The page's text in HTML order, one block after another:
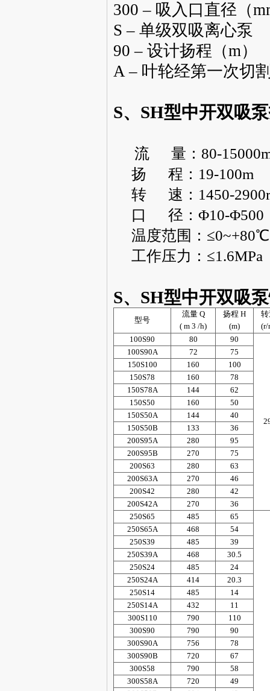
300 – 吸入口直径（
S – 单级双吸离心泵
90 – 设计扬程（m）
A – 叶轮经第一次切
S、SH型中开双吸
流 量：80-
扬 程：19-100m
转 速：1450-
口 径：Φ10-Φ500
温度范围：≤0~+80℃
工作压力：≤1.6MPa
S、SH型中开双吸
型号
流量 Q
( m 3 /h)
扬程 H
(m)
(r/
100S90
80 90
100S90A 72
75
150S100
160
100
150S78
160
78
150S78A
144
62
150S50
160
50
150S50A
144
40
150S50B
133
36
200S95A
280
95
200S95B
270
75
200S63
280
63
200S63A
270
46
200S42
280
42
200S42A
270
36
250S65
485 65
250S65A 468
54
250S39
485
39
250S39A
468
30.5
250S24
485
24
250S24A
414
20.3
250S14
485
14
250S14A
432
11
300S110
790
110
300S90
790
90
300S90A
756
78
300S90B
720
67
300S58
790
58
300S58A
720
49